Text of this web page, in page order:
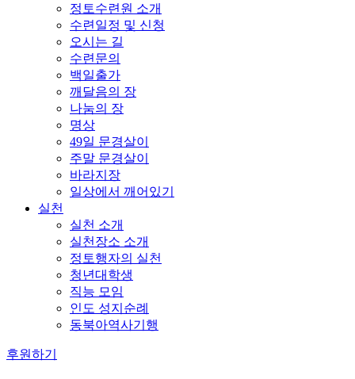
정토수련원 소개
수련일정 및 신청
오시는 길
수련문의
백일출가
깨달음의 장
나눔의 장
명상
49일 문경살이
주말 문경살이
바라지장
일상에서 깨어있기
실천
실천 소개
실천장소 소개
정토행자의 실천
청년대학생
직능 모임
인도 성지순례
동북아역사기행
후원하기